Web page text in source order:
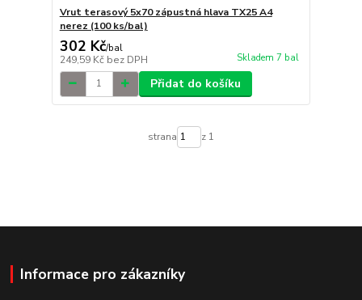
Vrut terasový 5x70 zápustná hlava TX25 A4
nerez (100 ks/bal)
302 Kč/bal
249,59 Kč bez DPH Skladem 7 bal
Přidat do košíku
strana z 1
Informace pro zákazníky